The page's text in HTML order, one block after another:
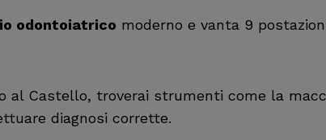
odontoiatrico moderno e vanta 9
al Castello, troverai strumenti come la
diagnosi corrette.